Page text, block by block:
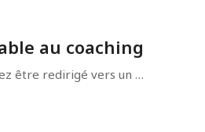
au coaching
être redirigé vers un
OBLIGATOIREMENT. Je vous
dans un délai de 48h après